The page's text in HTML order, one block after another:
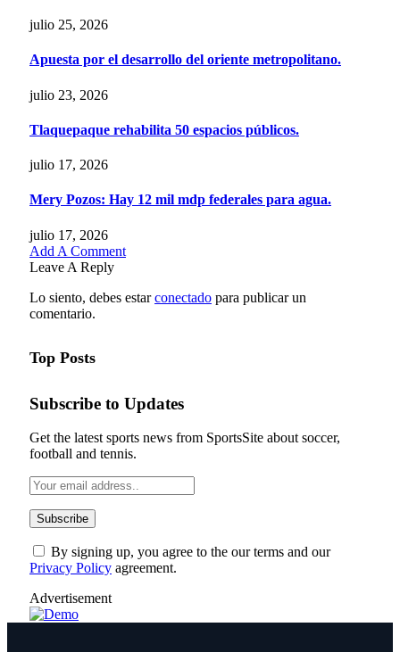
julio 25, 2026
Apuesta por el desarrollo del oriente metropolitano.
julio 23, 2026
Tlaquepaque rehabilita 50 espacios públicos.
julio 17, 2026
Mery Pozos: Hay 12 mil mdp federales para agua.
julio 17, 2026
Add A Comment
Leave A Reply
Lo siento, debes estarconectado para publicar un
comentario.
Top Posts
Subscribe to Updates
Get the latest sports news from SportsSite about soccer,
football and tennis.
By signing up, you agree to the our terms and our
Privacy Policy agreement.
Advertisement